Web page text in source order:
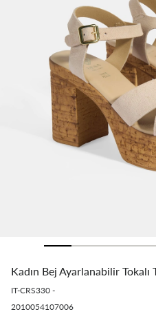
Kadın Bej Ayarlanabilir
IT-CRS330 -
2010054107006